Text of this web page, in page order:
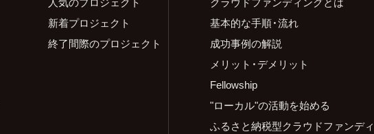
新着プロジェクト
終了間際のプロジェクト
基本的な手順・流れ
成功事例の解説
メリット・デメリット
Fellowship
"ローカル"の活動を始める
ふるさと納税型クラウドファンデ